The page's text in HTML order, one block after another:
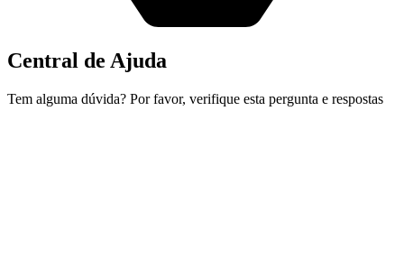
Central de Ajuda
Tem alguma dúvida? Por favor, verifique esta pergunta e respostas